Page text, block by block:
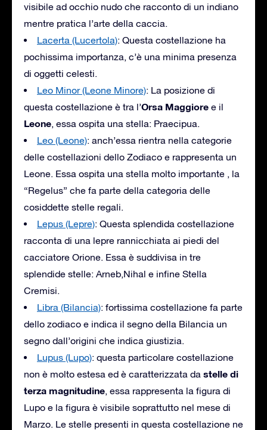
visibile ad occhio nudo che racconto di un indiano
mentre pratica l’arte della caccia.
Lacerta (Lucertola): Questa costellazione ha
pochissima importanza, c’è una minima presenza
di oggetti celesti.
Leo Minor (Leone Minore): La posizione di
questa costellazione è tra l’Orsa Maggiore e il
Leone, essa ospita una stella: Praecipua.
Leo (Leone): anch’essa rientra nella categorie
delle costellazioni dello Zodiaco e rappresenta un
Leone. Essa ospita una stella molto importante , la
“Regelus” che fa parte della categoria delle
cosiddette stelle regali.
Lepus (Lepre): Questa splendida costellazione
racconta di una lepre rannicchiata ai piedi del
cacciatore Orione. Essa è suddivisa in tre
splendide stelle: Arneb,Nihal e infine Stella
Cremisi.
Libra (Bilancia): fortissima costellazione fa parte
dello zodiaco e indica il segno della Bilancia un
segno dall’origini che indica giustizia.
Lupus (Lupo): questa particolare costellazione
non è molto estesa ed è caratterizzata da stelle di
terza magnitudine, essa rappresenta la figura di
Lupo e la figura è visibile soprattutto nel mese di
Marzo. Le stelle presenti in questa costellazione ne